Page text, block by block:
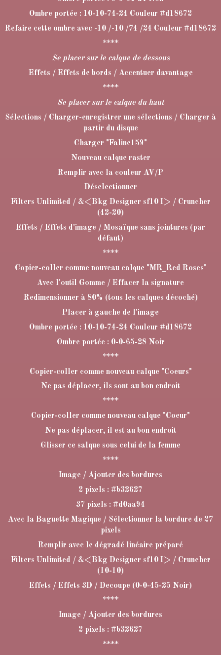
Ombre portée : 10-10-74-24 Couleur #d18672
Refaire cette ombre avec -10 /-10 /74 /24 Couleur #d18672
****
Se placer sur le calque de dessous
Effets / Effets de bords / Accentuer davantage
****
Se placer sur le calque du haut
Sélections / Charger-enregistrer une sélections / Charger à
partir du disque
Charger "Faline159"
Nouveau calque raster
Remplir avec la couleur AV/P
Déselectionner
Filters Unlimited / &<Bkg Designer sf10 I> / Cruncher
(42-20)
Effets / Effets d'image / Mosaïque sans jointures (par
défaut)
****
Copier-coller comme nouveau calque "MR_Red Roses"
Avec l'outil Gomme / Effacer la signature
Redimensionner à 80% (tous les calques décoché)
Placer à gauche de l'image
Ombre portée : 10-10-74-24 Couleur #d18672
Ombre portée : 0-0-65-28 Noir
****
Copier-coller comme nouveau calque "Coeurs"
Ne pas déplacer, ils sont au bon endroit
****
Copier-coller comme nouveau calque "Coeur"
Ne pas déplacer, il est au bon endroit
Glisser ce salque sous celui de la femme
****
Image / Ajouter des bordures
2 pixels : #b32627
37 pixels : #d0aa94
Avec la Baguette Magique / Sélectionner la bordure de 27
pixels
Remplir avec le dégradé linéaire préparé
Filters Unlimited / &<Bkg Designer sf10 I> / Cruncher
(10-10)
Effets / Effets 3D / Decoupe (0-0-45-25 Noir)
****
Image / Ajouter des bordures
2 pixels : #b32627
****